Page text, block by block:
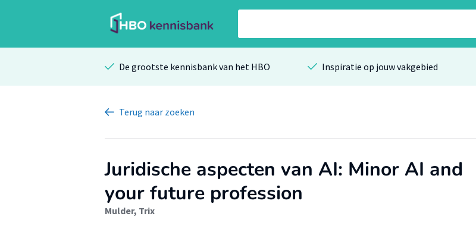
De grootste kennisbank van het HBO Inspiratie op jouw vakgebied
Terug naar zoeken
Juridische aspecten van AI: Minor AI and
your future profession
Mulder, Trix